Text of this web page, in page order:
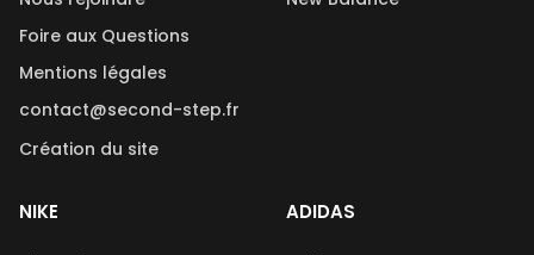
Foire aux Questions
Mentions légales
contact@second-step.fr
Création du site
NIKE ADIDAS